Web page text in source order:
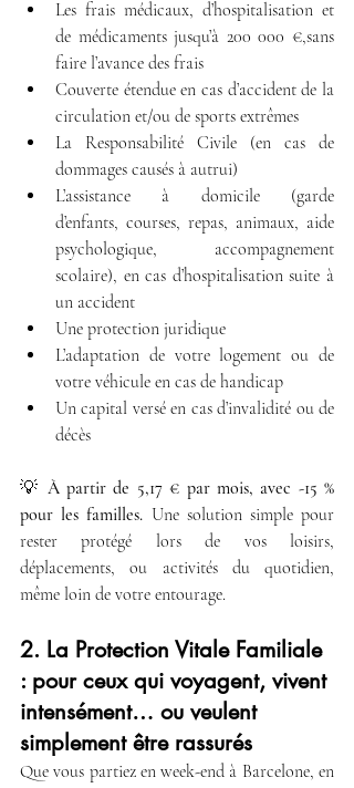
Les frais médicaux, d’hospitalisation et
de médicaments jusqu’à 200 000 €,sans
faire l’avance des frais
Couverte étendue en cas d’accident de la
circulation et/ou de sports extrêmes
La Responsabilité Civile (en cas de
dommages causés à autrui)
L’assistance à domicile (garde
d’enfants, courses, repas, animaux, aide
psychologique, accompagnement
scolaire), en cas d’hospitalisation suite à
un accident
Une protection juridique
L’adaptation de votre logement ou de
votre véhicule en cas de handicap
Un capital versé en cas d’invalidité ou de
décès
💡 À partir de 5,17 € par mois, avec -15 %
pour les familles. Une solution simple pour
rester protégé lors de vos loisirs,
déplacements, ou activités du quotidien,
même loin de votre entourage.
2. La Protection Vitale Familiale
: pour ceux qui voyagent, vivent
intensément… ou veulent
simplement être rassurés
Que vous partiez en week-end à Barcelone, en